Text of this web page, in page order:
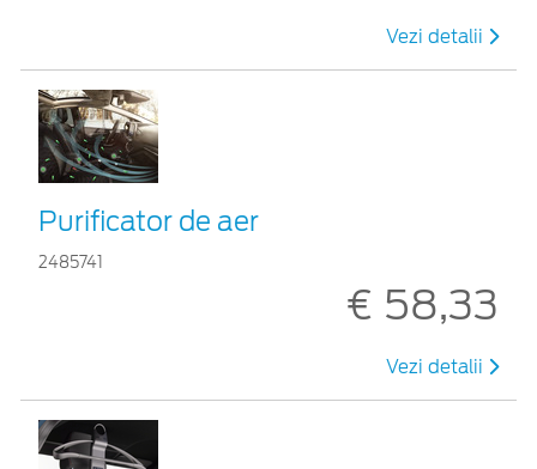
Vezi detalii
Purificator de aer
2485741
€ 58,33
Vezi detalii